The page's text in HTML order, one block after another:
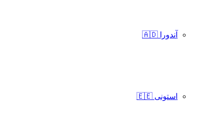
آندورا 🇦🇩
استونی 🇪🇪